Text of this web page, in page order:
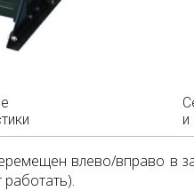
и
влево/вправо в
работать).